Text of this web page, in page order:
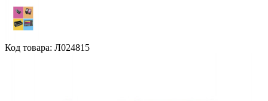
Код товара: Л024815